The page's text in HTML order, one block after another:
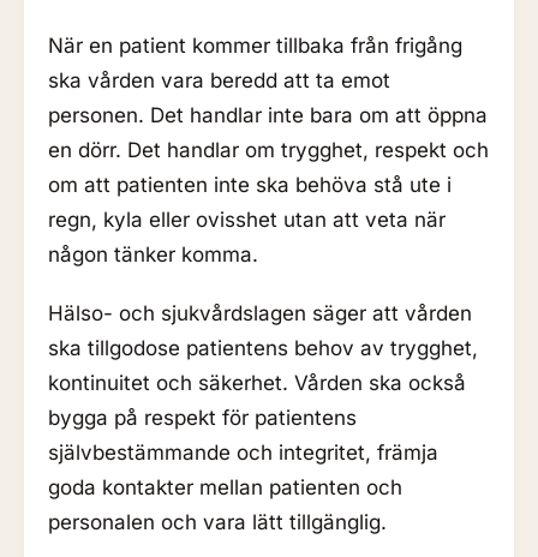
När en patient kommer tillbaka från frigång
ska vården vara beredd att ta emot
personen. Det handlar inte bara om att öppna
en dörr. Det handlar om trygghet, respekt och
om att patienten inte ska behöva stå ute i
regn, kyla eller ovisshet utan att veta när
någon tänker komma.
Hälso- och sjukvårdslagen säger att vården
ska tillgodose patientens behov av trygghet,
kontinuitet och säkerhet. Vården ska också
bygga på respekt för patientens
självbestämmande och integritet, främja
goda kontakter mellan patienten och
personalen och vara lätt tillgänglig.